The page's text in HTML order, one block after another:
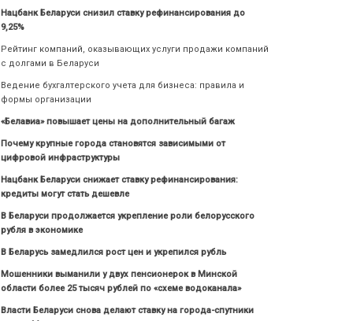
Нацбанк Беларуси снизил ставку рефинансирования до
9,25%
Рейтинг компаний, оказывающих услуги продажи компаний
с долгами в Беларуси
Ведение бухгалтерского учета для бизнеса: правила и
формы организации
«Белавиа» повышает цены на дополнительный багаж
Почему крупные города становятся зависимыми от
цифровой инфраструктуры
Нацбанк Беларуси снижает ставку рефинансирования:
кредиты могут стать дешевле
В Беларуси продолжается укрепление роли белорусского
рубля в экономике
В Беларусь замедлился рост цен и укрепился рубль
Мошенники выманили у двух пенсионерок в Минской
области более 25 тысяч рублей по «схеме водоканала»
Власти Беларуси снова делают ставку на города-спутники